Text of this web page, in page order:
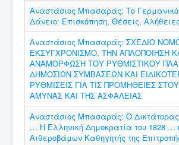
Αναστάσιος Μπασαράς: Το Γερμανικό
Δάνειο: Επισκόπηση, Θέσεις,
Αναστάσιος Μπασαράς: ΣΧΕΔΙΟ
ΕΚΣΥΓΧΡΟΝΙΣΜΟ, ΤΗΝ ΑΠΛΟΠΟΙΗΣΗ
ΑΝΑΜΟΡΦΩΣΗ ΤΟΥ ΡΥΘΜΙΣΤΙΚΟΥ
ΔΗΜΟΣΙΩΝ ΣΥΜΒΑΣΕΩΝ ΚΑΙ
ΡΥΘΜΙΣΕΙΣ ΓΙΑ ΤΙΣ ΠΡΟΜΗΘΕΙΕΣ
ΑΜΥΝΑΣ ΚΑΙ ΤΗΣ ΑΣΦΑΛΕΙΑΣ
Αναστάσιος Μπασαράς: Ο
… Η Ελληνική Δημοκρατία του 1828 …
Αιθεροβάμων Καθηγητής της